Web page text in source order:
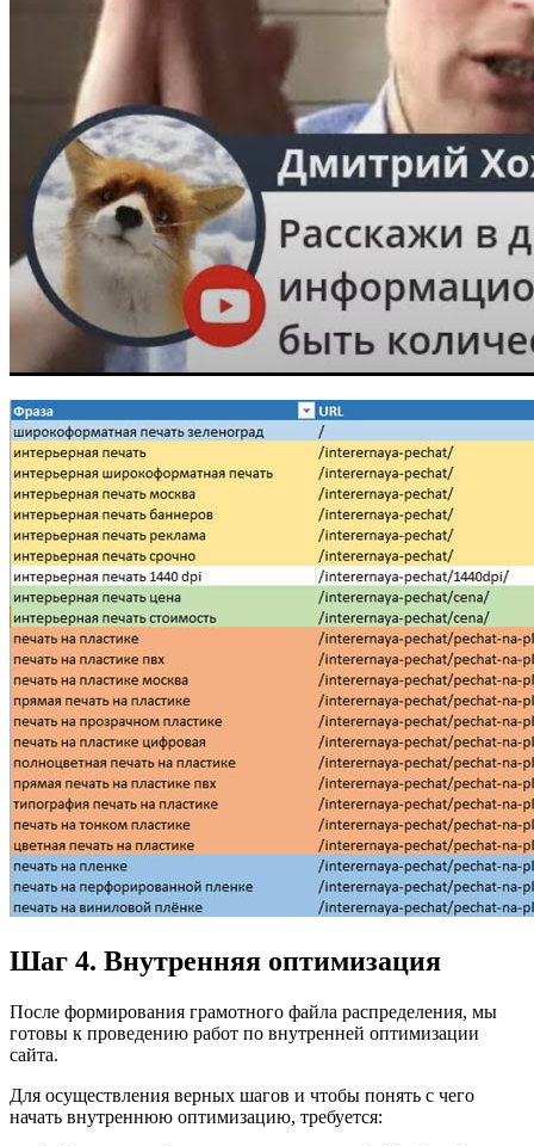
Шаг 4. Внутренняя оптимизация
После формирования грамотного файла распределения, мы
готовы к проведению работ по внутренней оптимизации
сайта.
Для осуществления верных шагов и чтобы понять с чего
начать внутреннюю оптимизацию, требуется: